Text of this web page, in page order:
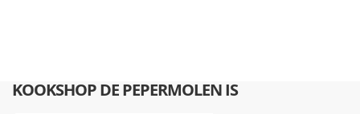
KOOKSHOP DE PEPERMOLEN IS